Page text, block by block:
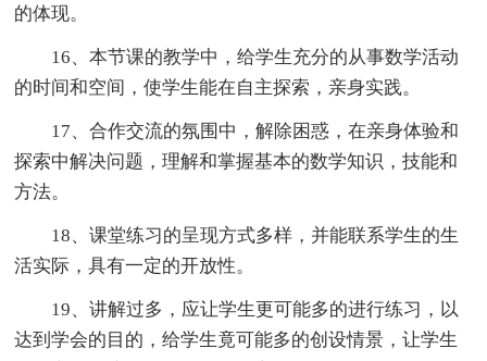
的体现。
16、本节课的教学中，给学生充分的从事数学活动
的时间和空间，使学生能在自主探索，亲身实践。
17、合作交流的氛围中，解除困惑，在亲身体验和
探索中解决问题，理解和掌握基本的数学知识，技能和
方法。
18、课堂练习的呈现方式多样，并能联系学生的生
活实际，具有一定的开放性。
19、讲解过多，应让学生更可能多的进行练习，以
达到学会的目的，给学生竟可能多的创设情景，让学生